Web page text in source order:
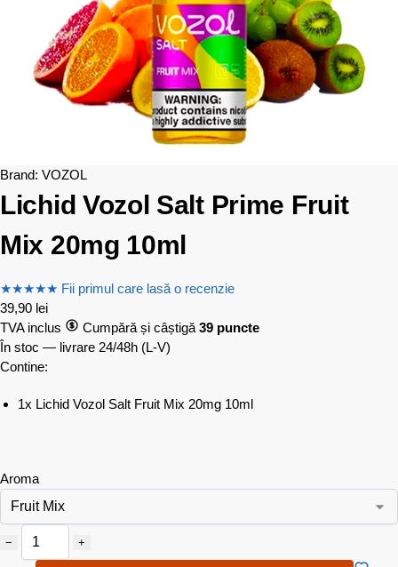
Brand: VOZOL
Lichid Vozol Salt Prime Fruit
Mix 20mg 10ml
★★★★★ Fii primul care lasă o recenzie
39,90 lei
TVA inclus
Cumpără și câștigă 39 puncte
În stoc — livrare 24/48h (L-V)
Contine:
1x Lichid Vozol Salt Fruit Mix 20mg 10ml
Aroma
− +